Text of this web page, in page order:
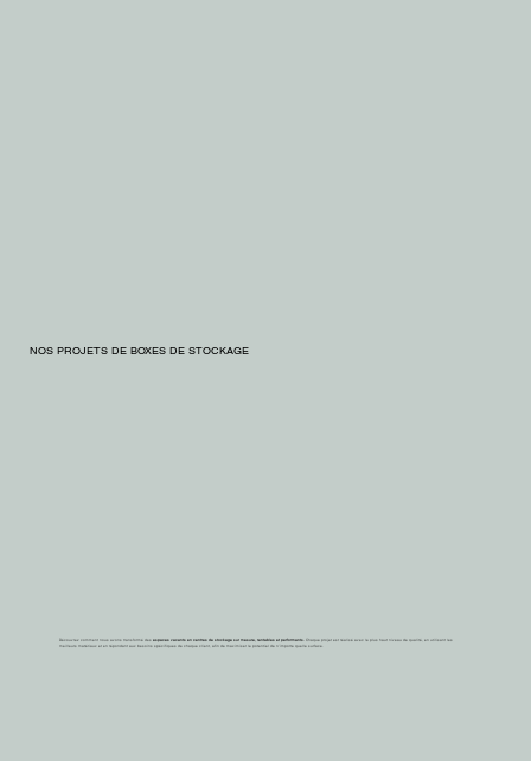
NOS PROJETS DE BOXES DE STOCKAGE
Découvrez comment nous avons transformé des espaces vacants en centres de stockage sur mesure, rentables et performants. Chaque projet est réalisé avec le plus haut niveau de qualité, en utilisant les
meilleurs matériaux et en répondant aux besoins spécifiques de chaque client, afin de maximiser le potentiel de n’importe quelle surface.